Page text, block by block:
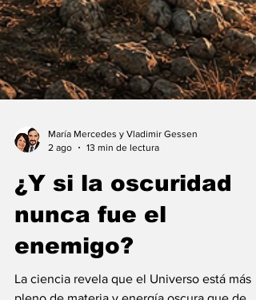
2 ago
13 min de lectura
¿Y si la oscuridad
nunca fue el
enemigo?